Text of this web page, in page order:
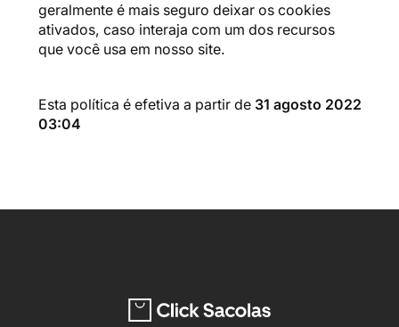
geralmente é mais seguro deixar os cookies
ativados, caso interaja com um dos recursos
que você usa em nosso site.
Esta política é efetiva a partir de 31 agosto 2022
03:04